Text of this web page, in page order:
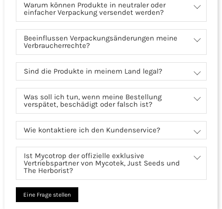
Warum können Produkte in neutraler oder
einfacher Verpackung versendet werden?
Beeinflussen Verpackungsänderungen meine
Verbraucherrechte?
Sind die Produkte in meinem Land legal?
Was soll ich tun, wenn meine Bestellung
verspätet, beschädigt oder falsch ist?
Wie kontaktiere ich den Kundenservice?
Ist Mycotrop der offizielle exklusive
Vertriebspartner von Mycotek, Just Seeds und
The Herborist?
Eine Frage stellen